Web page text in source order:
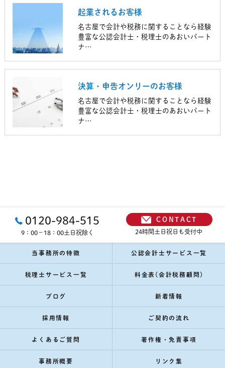
起業されるお客様
名古屋で会計や税務に関することなら経験
豊富な公認会計士・税理士のあおいパート
ナ…
決算・申告オンリーのお客様
名古屋で会計や税務に関することなら経験
豊富な公認会計士・税理士のあおいパート
ナ…
0120-984-515
9：00－18：00土日祝除く
CONTACT
24時間土日祝日も受付中
当事務所の特徴 公認会計士サービス一覧
税理士サービス一覧 料金表(会計税務顧問)
ブログ 新着情報
採用情報 ご契約の流れ
よくあるご質問 著作権・免責事項
事務所概要 リンク集